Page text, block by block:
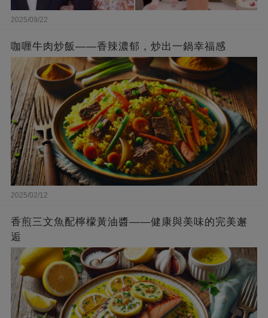
2025/09/22
咖喱牛肉炒飯——香辣濃郁，炒出一鍋幸福感
2025/02/12
香煎三文魚配檸檬黃油醬——健康與美味的完美邂
逅